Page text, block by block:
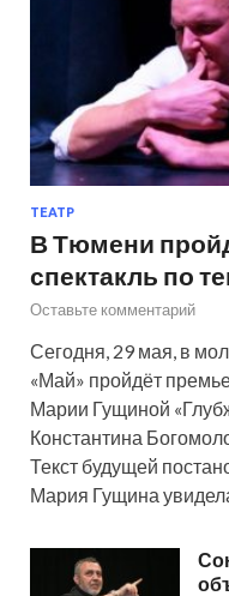
ТЕАТР
В Тюмени
спектакль по
Оставьте комментарий
Сегодня, 29 мая, в
«Май» пройдёт
Марии Гущиной
Константина
Текст будущей
Мария Гущина